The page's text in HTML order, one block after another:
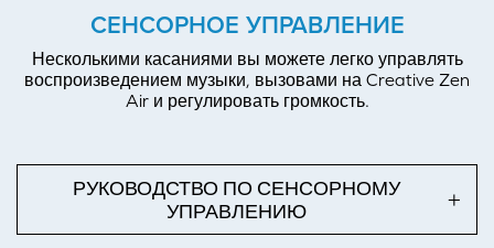
СЕНСОРНОЕ УПРАВЛЕНИЕ
Несколькими касаниями вы можете легко управлять
воспроизведением музыки, вызовами на Creative Zen
Air и регулировать громкость.
РУКОВОДСТВО ПО СЕНСОРНОМУ
УПРАВЛЕНИЮ